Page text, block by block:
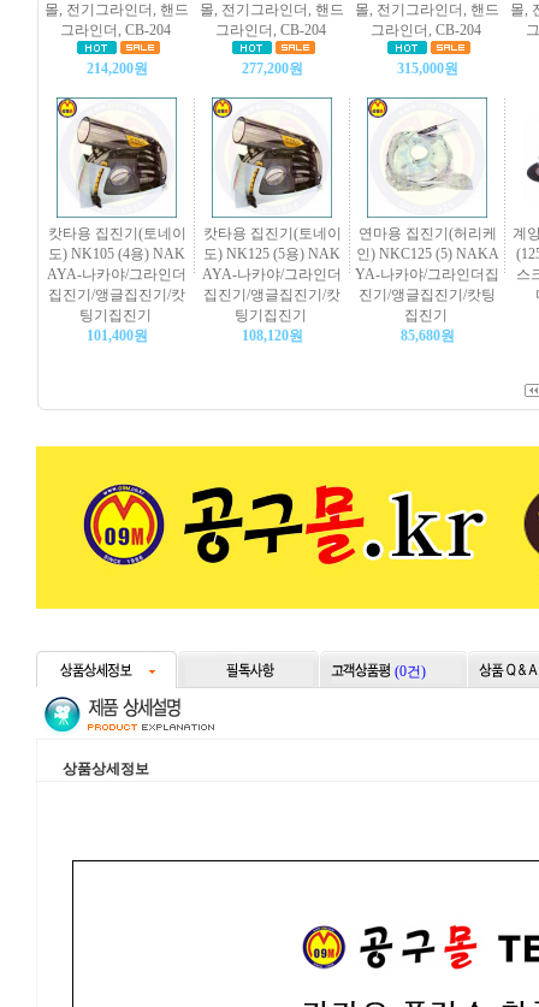
몰, 전기그라인더, 핸드
그라인더, CB-204
214,200원
몰, 전기그라인더, 핸드
그라인더, CB-204
277,200원
몰, 전기그라인더, 핸드
그라인더, CB-204
315,000원
몰,
캇타용 집진기(토네이
도) NK105 (4용) NAK
AYA-나카야/그라인더
집진기/앵글집진기/캇
팅기집진기
101,400원
캇타용 집진기(토네이
도) NK125 (5용) NAK
AYA-나카야/그라인더
집진기/앵글집진기/캇
팅기집진기
108,120원
연마용 집진기(허리케
인) NKC125 (5) NAKA
YA-나카야/그라인더집
진기/앵글집진기/캇팅
집진기
85,680원
계
스
(0건)
상품상세정보